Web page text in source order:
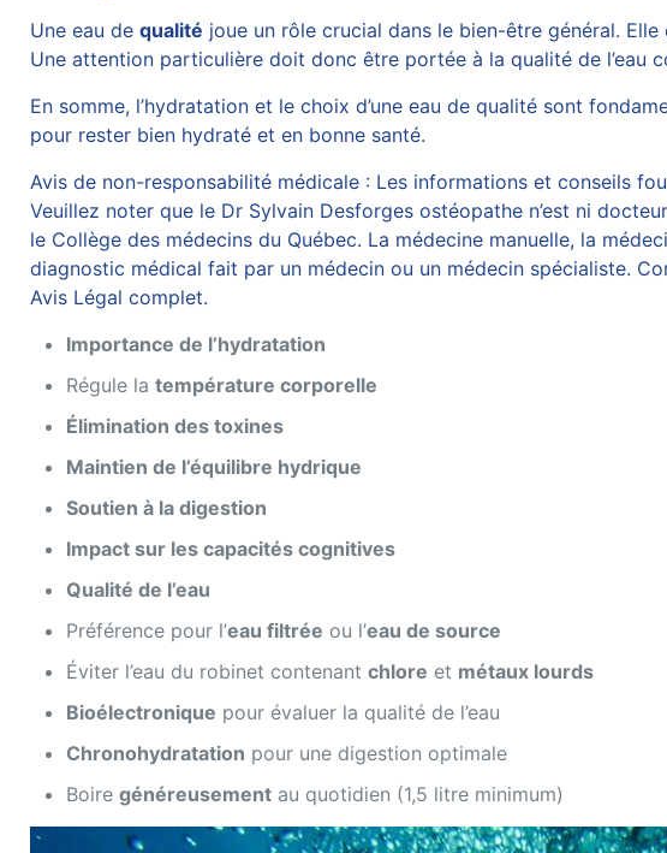
Une eau dequalité joue un rôle crucial dans le bien-être général.
Une attention particulière doit donc être portée à la qualité de l’eau
En somme, l’hydratation et le choix d’une eau de qualité sont
pour rester bien hydraté et en bonne santé.
Avis de non-responsabilité médicale : Les informations et conseils
Veuillez noter que le Dr Sylvain Desforges ostéopathe n’est ni
le Collège des médecins du Québec. La médecine manuelle, la
diagnostic médical fait par un médecin ou un médecin spécialiste.
Avis Légal complet.
Importance de l’hydratation
Régule latempérature corporelle
Élimination des toxines
Maintien de l’équilibre hydrique
Soutien à la digestion
Impact sur les capacités cognitives
Qualité de l’eau
Préférence pour l’eau filtrée ou l’eau de source
Éviter l’eau du robinet contenantchlore et métaux lourds
Bioélectronique pour évaluer la qualité de l’eau
Chronohydratation pour une digestion optimale
Boiregénéreusement au quotidien (1,5 litre minimum)